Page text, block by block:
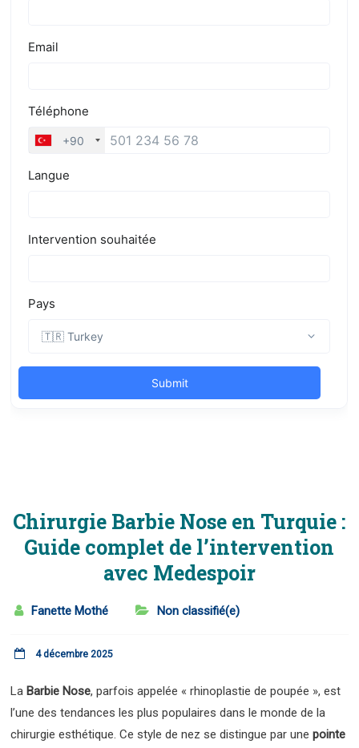
Chirurgie Barbie Nose en Turquie :
Guide complet de l’intervention
avec Medespoir
Fanette Mothé Non classifié(e)
4 décembre 2025
La Barbie Nose, parfois appelée « rhinoplastie de poupée », est
l’une des tendances les plus populaires dans le monde de la
chirurgie esthétique. Ce style de nez se distingue par unepointe